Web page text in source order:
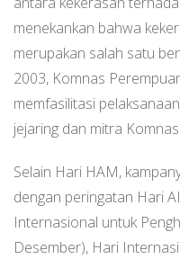
menekankan bahwa
merupakan salah satu
2003, Komnas
memfasilitasi
jejaring dan mitra
Selain Hari HAM,
dengan peringatan Hari
Internasional untuk
Desember), Hari